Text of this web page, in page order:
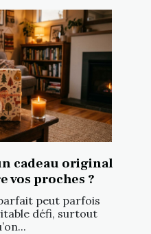
cadeau original
vos proches ?
peut parfois
défi, surtout